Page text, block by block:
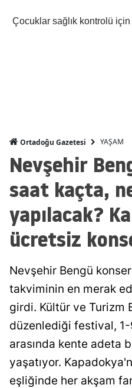
Çocuklar sağlık kontrolü
Ortadoğu Gazetesi YAŞAM
Nevşehir
saat kaçta,
yapılacak?
ücretsiz
Nevşehir Bengü
takviminin en merak
girdi. Kültür ve Turizm
düzenlediği festival,
arasında kente adeta
yaşatıyor.
eşliğinde her akşam